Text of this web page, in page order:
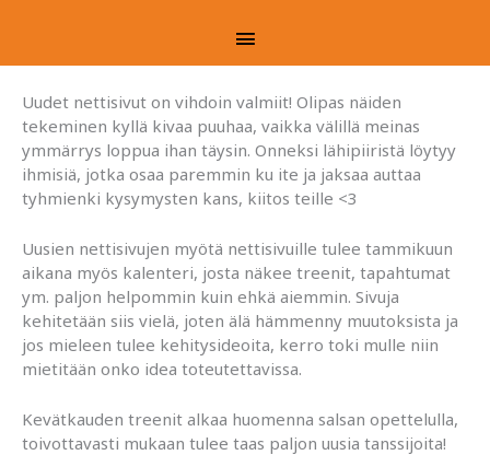
Uudet nettisivut on vihdoin valmiit! Olipas näiden
tekeminen kyllä kivaa puuhaa, vaikka välillä meinas
ymmärrys loppua ihan täysin. Onneksi lähipiiristä löytyy
ihmisiä, jotka osaa paremmin ku ite ja jaksaa auttaa
tyhmienki kysymysten kans, kiitos teille <3
Uusien nettisivujen myötä nettisivuille tulee tammikuun
aikana myös kalenteri, josta näkee treenit, tapahtumat
ym. paljon helpommin kuin ehkä aiemmin. Sivuja
kehitetään siis vielä, joten älä hämmenny muutoksista ja
jos mieleen tulee kehitysideoita, kerro toki mulle niin
mietitään onko idea toteutettavissa.
Kevätkauden treenit alkaa huomenna salsan opettelulla,
toivottavasti mukaan tulee taas paljon uusia tanssijoita!